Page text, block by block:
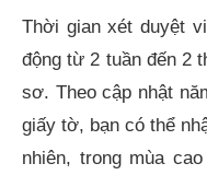
Thời gian xét duyệt
động từ 2 tuần đến 2
sơ. Theo cập nhật
giấy tờ, bạn có thể
nhiên, trong mùa